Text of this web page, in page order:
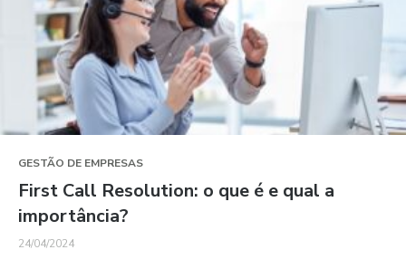
GESTÃO DE EMPRESAS
First Call Resolution: o que é e qual a
importância?
24/04/2024